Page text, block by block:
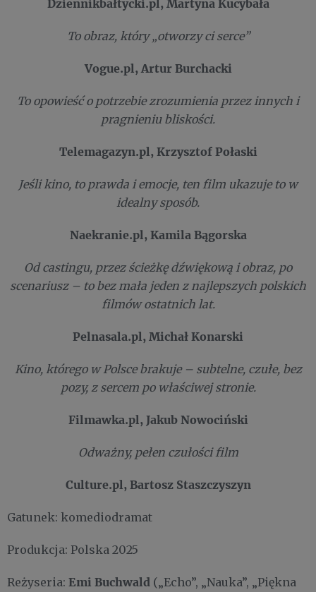
To obraz, który „otworzy ci serce”
Vogue.pl, Artur Burchacki
To opowieść o potrzebie zrozumienia przez innych i
pragnieniu bliskości.
Telemagazyn.pl, Krzysztof Połaski
Jeśli kino, to prawda i emocje, ten film ukazuje to w
idealny sposób.
Naekranie.pl, Kamila Bągorska
Od castingu, przez ścieżkę dźwiękową i obraz, po
scenariusz – to bez mała jeden z najlepszych polskich
filmów ostatnich lat.
Pelnasala.pl, Michał Konarski
Kino, którego w Polsce brakuje – subtelne, czułe, bez
pozy, z sercem po właściwej stronie.
Filmawka.pl, Jakub Nowociński
Odważny, pełen czułości film
Culture.pl, Bartosz Staszczyszyn
Gatunek: komediodramat
Produkcja: Polska 2025
Reżyseria: Emi Buchwald („Echo”, „Nauka”, „Piękna